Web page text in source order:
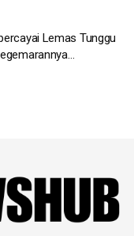
Lemas Tunggu